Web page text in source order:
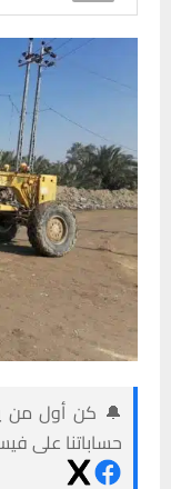
🔔 كن أول من
حساباتنا على